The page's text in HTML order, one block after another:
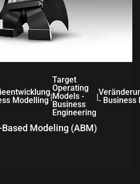
Modelling |
Target
Operating
Models -
Business
Engineering
|- Business
Modeling (ABM)